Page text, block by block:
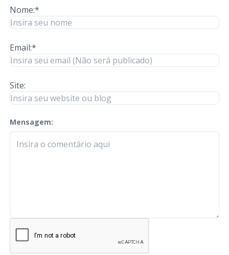
Nome:*
Email:*
Site:
Mensagem:
check-terms